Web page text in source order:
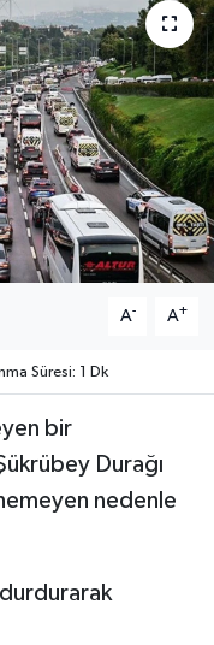
A- A+
Süresi: 1 Dk
bir
Durağı
nedenle